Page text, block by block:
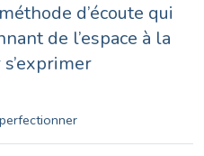
d’écoute qui
de l’espace à la